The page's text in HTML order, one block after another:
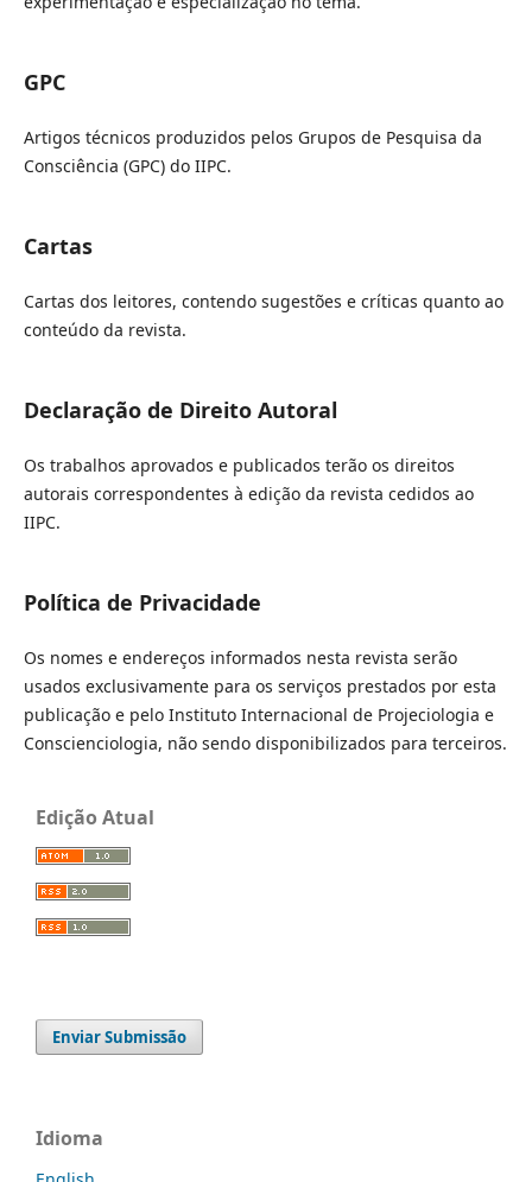
GPC
Artigos técnicos produzidos pelos Grupos de Pesquisa da
Consciência (GPC) do IIPC.
Cartas
Cartas dos leitores, contendo sugestões e críticas quanto ao
conteúdo da revista.
Declaração de Direito Autoral
Os trabalhos aprovados e publicados terão os direitos
autorais correspondentes à edição da revista cedidos ao
IIPC.
Política de Privacidade
Os nomes e endereços informados nesta revista serão
usados exclusivamente para os serviços prestados por esta
publicação e pelo Instituto Internacional de Projeciologia e
Conscienciologia, não sendo disponibilizados para terceiros.
Edição Atual
Enviar Submissão
Idioma